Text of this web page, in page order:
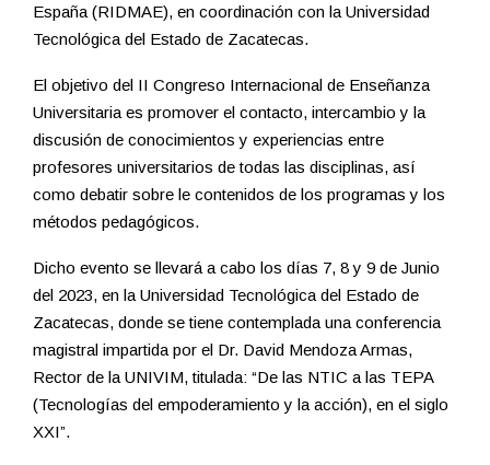
España (RIDMAE), en coordinación con la Universidad
Tecnológica del Estado de Zacatecas.
El objetivo del II Congreso Internacional de Enseñanza
Universitaria es promover el contacto, intercambio y la
discusión de conocimientos y experiencias entre
profesores universitarios de todas las disciplinas, así
como debatir sobre le contenidos de los programas y los
métodos pedagógicos.
Dicho evento se llevará a cabo los días 7, 8 y 9 de Junio
del 2023, en la Universidad Tecnológica del Estado de
Zacatecas, donde se tiene contemplada una conferencia
magistral impartida por el Dr. David Mendoza Armas,
Rector de la UNIVIM, titulada: “De las NTIC a las TEPA
(Tecnologías del empoderamiento y la acción), en el siglo
XXI”.